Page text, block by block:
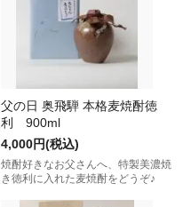
父の日 奥飛騨 本格麦焼酎徳
利 900ml
4,000円(税込)
焼酎好きなお父さんへ、特製美濃焼
き徳利に入れた麦焼酎をどうぞ♪